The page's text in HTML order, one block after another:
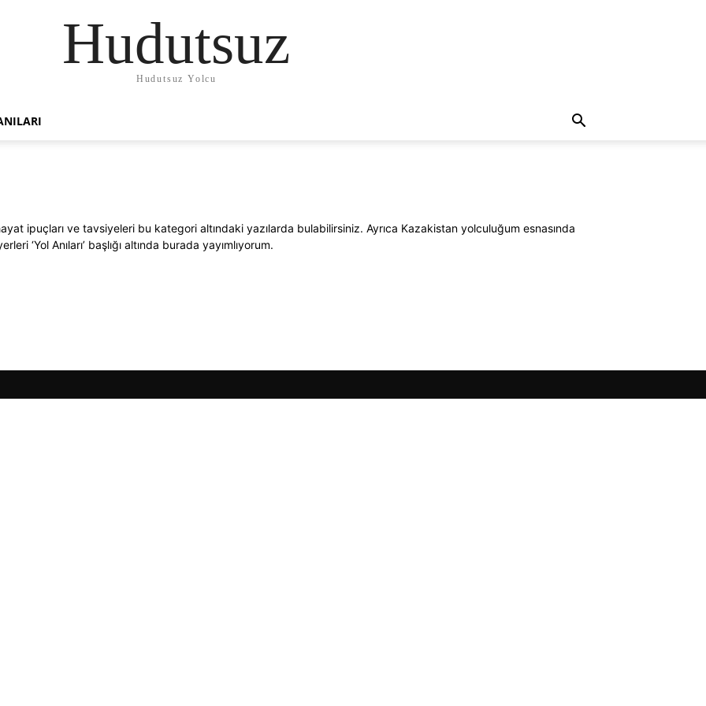
Hudutsuz
Hudutsuz Yolcu
ipuçları ve tavsiyeleri bu kategori altındaki yazılarda bulabilirsiniz. Ayrıca Kazakistan yolculuğum esnasında
‘Yol Anıları’ başlığı altında burada yayımlıyorum.